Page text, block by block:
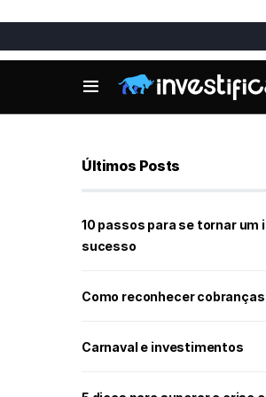
Últimos Posts
10 passos para se tornar um
sucesso
Como reconhecer
Carnaval e investimentos